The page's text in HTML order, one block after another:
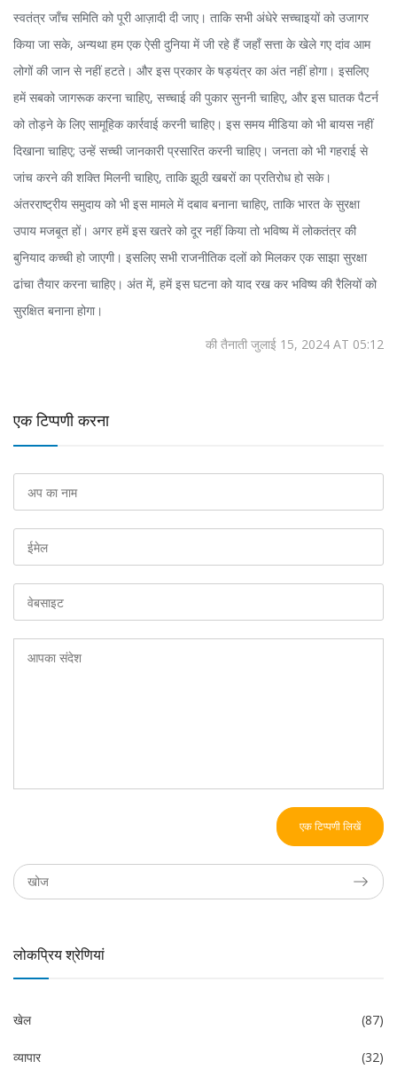
स्वतंत्र जाँच समिति को पूरी आज़ादी दी जाए। ताकि सभी अंधेरे सच्चाइयों को उजागर
किया जा सके, अन्यथा हम एक ऐसी दुनिया में जी रहे हैं जहाँ सत्ता के खेले गए दांव आम
लोगों की जान से नहीं हटते। और इस प्रकार के षड्यंत्र का अंत नहीं होगा। इसलिए
हमें सबको जागरूक करना चाहिए, सच्चाई की पुकार सुननी चाहिए, और इस घातक पैटर्न
को तोड़ने के लिए सामूहिक कार्रवाई करनी चाहिए। इस समय मीडिया को भी बायस नहीं
दिखाना चाहिए; उन्हें सच्ची जानकारी प्रसारित करनी चाहिए। जनता को भी गहराई से
जांच करने की शक्ति मिलनी चाहिए, ताकि झूठी खबरों का प्रतिरोध हो सके।
अंतरराष्ट्रीय समुदाय को भी इस मामले में दबाव बनाना चाहिए, ताकि भारत के सुरक्षा
उपाय मजबूत हों। अगर हमें इस खतरे को दूर नहीं किया तो भविष्य में लोकतंत्र की
बुनियाद कच्ची हो जाएगी। इसलिए सभी राजनीतिक दलों को मिलकर एक साझा सुरक्षा
ढांचा तैयार करना चाहिए। अंत में, हमें इस घटना को याद रख कर भविष्य की रैलियों को
सुरक्षित बनाना होगा।
की तैनाती जुलाई 15, 2024 AT 05:12
एक टिप्पणी करना
एक टिप्पणी लिखें
लोकप्रिय श्रेणियां
खेल (87)
व्यापार (32)